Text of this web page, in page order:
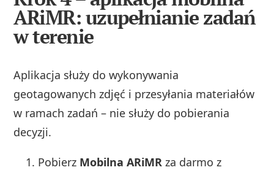
ARiMR: uzupełnianie zadań
w terenie
Aplikacja służy do wykonywania
geotagowanych zdjęć i przesyłania materiałów
w ramach zadań – nie służy do pobierania
decyzji.
Pobierz Mobilna ARiMR za darmo z